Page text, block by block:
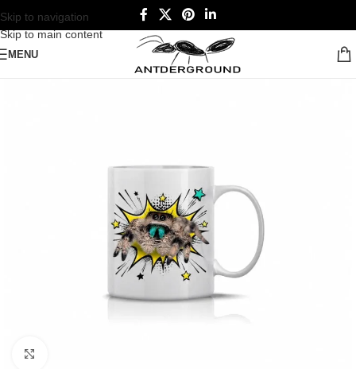
Skip to navigation
Skip to main content
MENU